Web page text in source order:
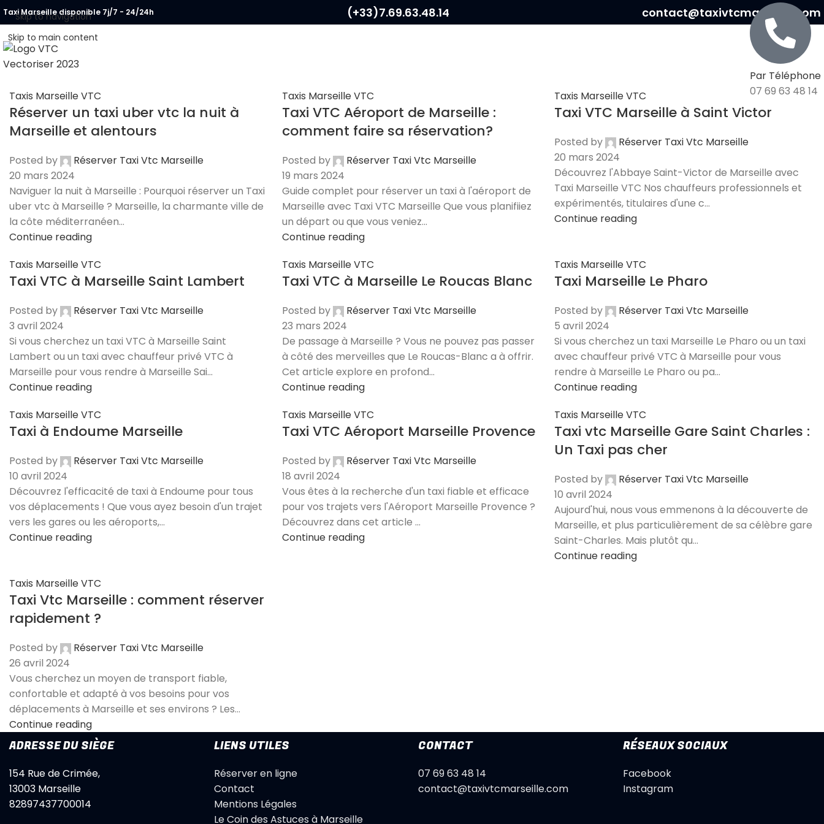
Skip to navigation
Skip to main content
Taxi Marseille disponible 7j/7 - 24/24h (+33)7.69.63.48.14 contact@taxivtcmarseille.com
Par Téléphone
07 69 63 48 14
Taxis Marseille VTC
Réserver un taxi uber vtc la nuit à
Marseille et alentours
Posted by
Réserver Taxi Vtc Marseille
20 mars 2024
Naviguer la nuit à Marseille : Pourquoi réserver un Taxi
uber vtc à Marseille ? Marseille, la charmante ville de
la côte méditerranéen...
Continue reading
Taxis Marseille VTC
Taxi VTC Aéroport de Marseille :
comment faire sa réservation?
Posted by
Réserver Taxi Vtc Marseille
19 mars 2024
Guide complet pour réserver un taxi à l'aéroport de
Marseille avec Taxi VTC Marseille Que vous planifiiez
un départ ou que vous veniez...
Continue reading
Taxis Marseille VTC
Taxi VTC Marseille à Saint Victor
Posted by
Réserver Taxi Vtc Marseille
20 mars 2024
Découvrez l'Abbaye Saint-Victor de Marseille avec
Taxi Marseille VTC Nos chauffeurs professionnels et
expérimentés, titulaires d'une c...
Continue reading
Taxis Marseille VTC
Taxi VTC à Marseille Saint Lambert
Posted by
Réserver Taxi Vtc Marseille
3 avril 2024
Si vous cherchez un taxi VTC à Marseille Saint
Lambert ou un taxi avec chauffeur privé VTC à
Marseille pour vous rendre à Marseille Sai...
Continue reading
Taxis Marseille VTC
Taxi VTC à Marseille Le Roucas Blanc
Posted by
Réserver Taxi Vtc Marseille
23 mars 2024
De passage à Marseille ? Vous ne pouvez pas passer
à côté des merveilles que Le Roucas-Blanc a à offrir.
Cet article explore en profond...
Continue reading
Taxis Marseille VTC
Taxi Marseille Le Pharo
Posted by
Réserver Taxi Vtc Marseille
5 avril 2024
Si vous cherchez un taxi Marseille Le Pharo ou un taxi
avec chauffeur privé VTC à Marseille pour vous
rendre à Marseille Le Pharo ou pa...
Continue reading
Taxis Marseille VTC
Taxi à Endoume Marseille
Posted by
Réserver Taxi Vtc Marseille
10 avril 2024
Découvrez l'efficacité de taxi à Endoume pour tous
vos déplacements ! Que vous ayez besoin d'un trajet
vers les gares ou les aéroports,...
Continue reading
Taxis Marseille VTC
Taxi VTC Aéroport Marseille Provence
Posted by
Réserver Taxi Vtc Marseille
18 avril 2024
Vous êtes à la recherche d'un taxi fiable et efficace
pour vos trajets vers l'Aéroport Marseille Provence ?
Découvrez dans cet article ...
Continue reading
Taxis Marseille VTC
Taxi vtc Marseille Gare Saint Charles :
Un Taxi pas cher
Posted by
Réserver Taxi Vtc Marseille
10 avril 2024
Aujourd'hui, nous vous emmenons à la découverte de
Marseille, et plus particulièrement de sa célèbre gare
Saint-Charles. Mais plutôt qu...
Continue reading
Taxis Marseille VTC
Taxi Vtc Marseille : comment réserver
rapidement ?
Posted by
Réserver Taxi Vtc Marseille
26 avril 2024
Vous cherchez un moyen de transport fiable,
confortable et adapté à vos besoins pour vos
déplacements à Marseille et ses environs ? Les...
Continue reading
ADRESSE DU SIÈGE
154 Rue de Crimée,
13003 Marseille
82897437700014
LIENS UTILES
Réserver en ligne
Contact
Mentions Légales
Le Coin des Astuces à Marseille
CONTACT
07 69 63 48 14
contact@taxivtcmarseille.com
RÉSEAUX SOCIAUX
Facebook
Instagram